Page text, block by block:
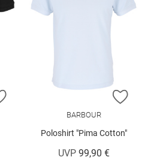
ZUR WUNSCHLISTE HINZUFÜGEN
ZUR
BARBOUR
Poloshirt "Pima Cotton"
UVP 99,90 €